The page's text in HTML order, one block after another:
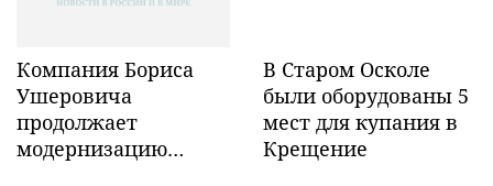
Компания Бориса
Ушеровича
продолжает
модернизацию
В Старом Осколе
были оборудованы 5
мест для купания в
Крещение